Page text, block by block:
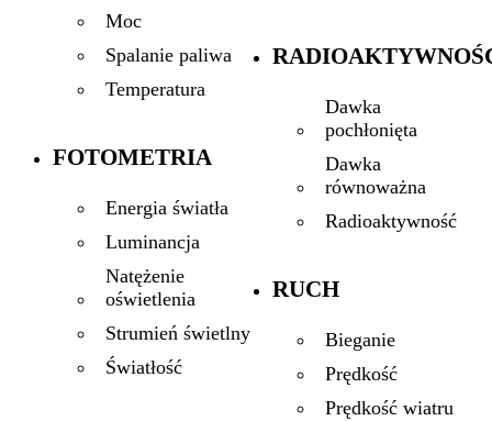
Moc
Spalanie paliwa
Temperatura
FOTOMETRIA
Energia światła
Luminancja
Natężenie
oświetlenia
Strumień świetlny
Światłość
Dawka
pochłonięta
Dawka
równoważna
Radioaktywność
RUCH
Bieganie
Prędkość
Prędkość wiatru